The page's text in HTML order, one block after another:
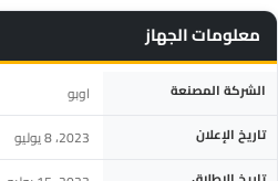
معلومات الجهاز
المواصفة التفاصيل
الشركة المصنعة اوبو
تاريخ الإعلان 2023، 8 يوليو